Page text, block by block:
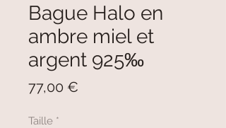
Bague Halo en
ambre miel et
argent 925‰
77,00 €
Taille *